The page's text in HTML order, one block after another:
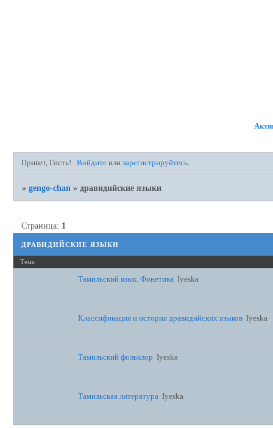
Привет, Гость! Войдите илизарегистрируйтесь.
»gengo-chan » дравидийские языки
дравидийские языки
Страница: 1
Тема
Тамильский язык. Фонетика Iyeska
Классификация и история дравидийских языков Iyeska
Тамильский фольклор Iyeska
Тамильская литература Iyeska